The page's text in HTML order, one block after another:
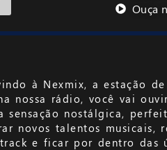
Ouça
à Nexmix, a estação
nossa rádio, você vai
sensação nostálgica,
novos talentos musicais,
e ficar por dentro das